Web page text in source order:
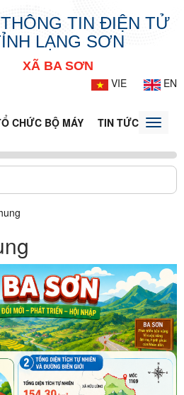
TIN ĐIỆN TỬ
LẠNG SƠN
XÃ BA SƠN
VIE
EN
CHỨC BỘ MÁY TIN TỨC - SỰToggle